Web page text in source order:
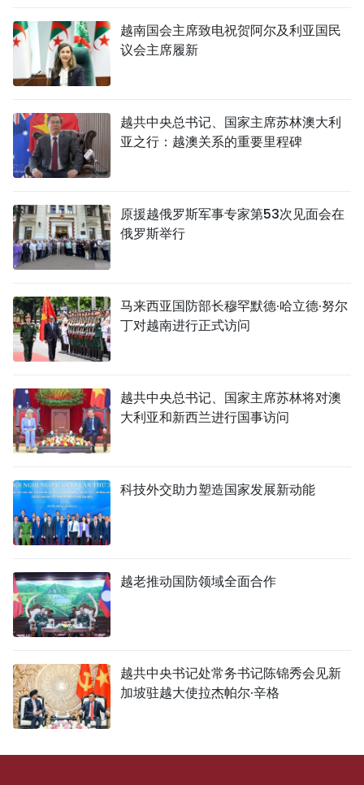
越南国会主席致电祝贺阿尔及利亚国民
议会主席履新
越共中央总书记、国家主席苏林澳大利
亚之行：越澳关系的重要里程碑
原援越俄罗斯军事专家第53次见面会在
俄罗斯举行
马来西亚国防部长穆罕默德·哈立德·努尔
丁对越南进行正式访问
越共中央总书记、国家主席苏林将对澳
大利亚和新西兰进行国事访问
科技外交助力塑造国家发展新动能
越老推动国防领域全面合作
越共中央书记处常务书记陈锦秀会见新
加坡驻越大使拉杰帕尔·辛格